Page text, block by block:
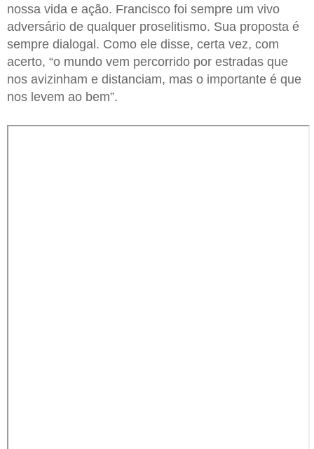
nossa vida e ação. Francisco foi sempre um vivo
adversário de qualquer proselitismo. Sua proposta é
sempre dialogal. Como ele disse, certa vez, com
acerto, “o mundo vem percorrido por estradas que
nos avizinham e distanciam, mas o importante é que
nos levem ao bem”.